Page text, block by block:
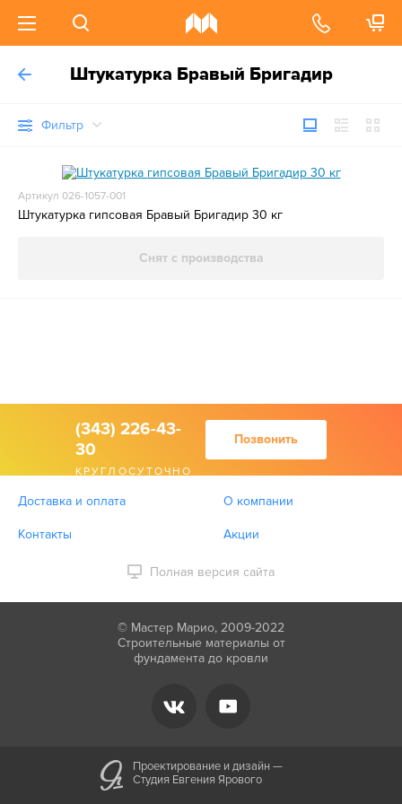
Штукатурка Бравый Бригадир
Фильтр
Артикул 026-1057-001
Штукатурка гипсовая Бравый Бригадир 30 кг
Снят с производства
(343) 226-43-
30
КРУГЛОСУТОЧНО
Позвонить
Доставка и оплата О компании
Контакты Акции
Полная версия сайта
© Мастер Марио, 2009-2022
Строительные материалы от
фундамента до кровли
Проектирование и дизайн —
Студия Евгения Ярового